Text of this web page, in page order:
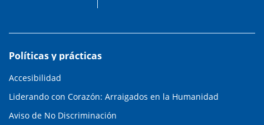
Políticas y prácticas
Accesibilidad
Liderando con Corazón: Arraigados en la Humanidad
Aviso de No Discriminación